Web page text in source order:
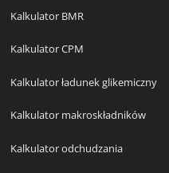
Kalkulator BMR
Kalkulator CPM
Kalkulator ładunek glikemiczny
Kalkulator makroskładników
Kalkulator odchudzania